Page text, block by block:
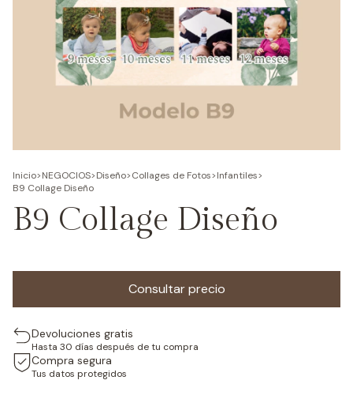
Inicio>NEGOCIOS>Diseño>Collages de Fotos>Infantiles>
B9 Collage Diseño
B9 Collage Diseño
Devoluciones gratis
Hasta 30 días después de tu compra
Compra segura
Tus datos protegidos